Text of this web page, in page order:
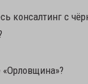
консалтинг с